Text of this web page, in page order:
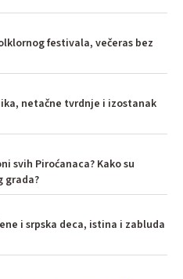
festivala, večeras bez
netačne tvrdnje i izostanak
svih Piroćanaca? Kako su
grada?
i srpska deca, istina i zabluda